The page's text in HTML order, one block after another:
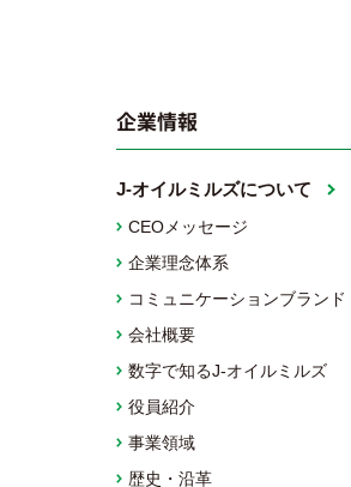
企業情報
J-オイルミルズについて
CEOメッセージ
企業理念体系
コミュニケーションブランド
会社概要
数字で知るJ-オイルミルズ
役員紹介
事業領域
歴史・沿革